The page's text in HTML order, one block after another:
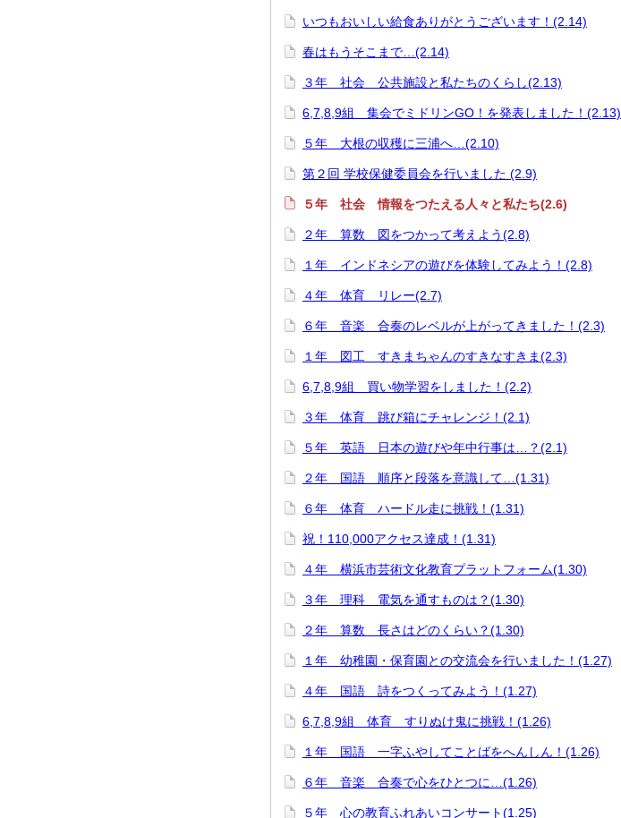
いつもおいしい給食ありがとうございます！(2.14)
春はもうそこまで…(2.14)
３年 社会 公共施設と私たちのくらし(2.13)
6,7,8,9組 集会でミドリンGO！を発表しました！(2.13)
５年 大根の収穫に三浦へ…(2.10)
第２回 学校保健委員会を行いました (2.9)
５年 社会 情報をつたえる人々と私たち(2.6)
２年 算数 図をつかって考えよう(2.8)
１年 インドネシアの遊びを体験してみよう！(2.8)
４年 体育 リレー(2.7)
６年 音楽 合奏のレベルが上がってきました！(2.3)
１年 図工 すきまちゃんのすきなすきま(2.3)
6,7,8,9組 買い物学習をしました！(2.2)
３年 体育 跳び箱にチャレンジ！(2.1)
５年 英語 日本の遊びや年中行事は…？(2.1)
２年 国語 順序と段落を意識して…(1.31)
６年 体育 ハードル走に挑戦！(1.31)
祝！110,000アクセス達成！(1.31)
４年 横浜市芸術文化教育プラットフォーム(1.30)
３年 理科 電気を通すものは？(1.30)
２年 算数 長さはどのくらい？(1.30)
１年 幼稚園・保育園との交流会を行いました！(1.27)
４年 国語 詩をつくってみよう！(1.27)
6,7,8,9組 体育 すりぬけ鬼に挑戦！(1.26)
１年 国語 一字ふやしてことばをへんしん！(1.26)
６年 音楽 合奏で心をひとつに…(1.26)
５年 心の教育ふれあいコンサート(1.25)